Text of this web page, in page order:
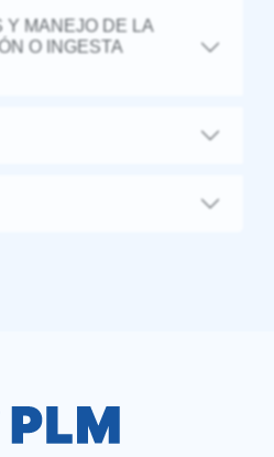
Y MANEJO DE LA
O INGESTA